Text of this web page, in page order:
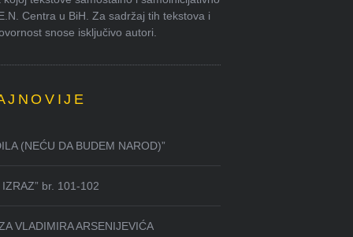
Centra u BiH. Za sadržaj tih tekstova i
snose isključivo autori.
(NEĆU DA BUDEM NAROD)”
br. 101-102
VLADIMIRA ARSENIJEVIĆA